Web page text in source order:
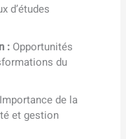
d’études
: Opportunités
du
Importance de la
et gestion